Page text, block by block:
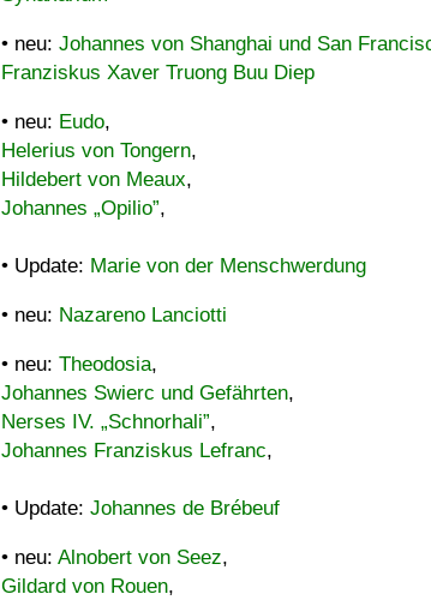
• neu: Johannes von Shanghai und San
Franziskus Xaver Truong Buu Diep
• neu: Eudo,
Helerius von Tongern,
Hildebert von Meaux,
Johannes „Opilio”,
• Update: Marie von der Menschwerdung
• neu: Nazareno Lanciotti
• neu: Theodosia,
Johannes Swierc und Gefährten,
Nerses IV. „Schnorhali”,
Johannes Franziskus Lefranc,
• Update: Johannes de Brébeuf
• neu: Alnobert von Seez,
Gildard von Rouen,